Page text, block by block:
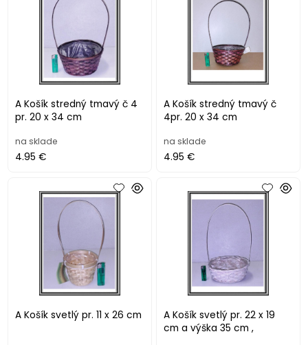
A Košík stredný tmavý č 4
pr. 20 x 34 cm
na sklade
4.95 €
A Košík stredný tmavý č
4pr. 20 x 34 cm
na sklade
4.95 €
A Košík svetlý pr. 11 x 26 cm
A Košík svetlý pr. 22 x 19
cm a výška 35 cm ,